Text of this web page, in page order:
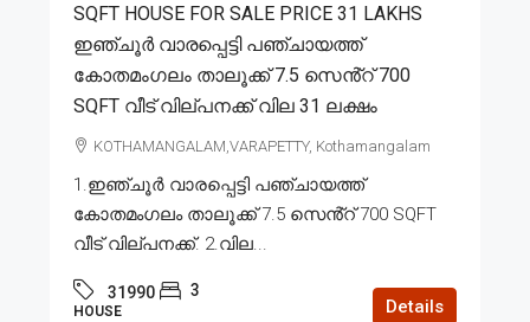
SQFT HOUSE FOR SALE PRICE 31 LAKHS
ഇഞ്ചൂർ വാരപ്പെട്ടി പഞ്ചായത്ത്
കോതമംഗലം താലൂക്ക് 7.5 സെൻ്റ് 700
SQFT വീട് വില്പനക്ക് വില 31 ലക്ഷം
KOTHAMANGALAM,VARAPETTY, Kothamangalam
1.ഇഞ്ചൂർ വാരപ്പെട്ടി പഞ്ചായത്ത്
കോതമംഗലം താലൂക്ക് 7.5 സെൻ്റ് 700 SQFT
വീട് വില്പനക്ക്. 2.വില...
31990 3
HOUSE Details